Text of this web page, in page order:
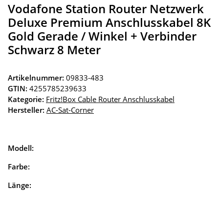
Vodafone Station Router Netzwerk
Deluxe Premium Anschlusskabel 8K
Gold Gerade / Winkel + Verbinder
Schwarz 8 Meter
Artikelnummer: 09833-483
GTIN: 4255785239633
Kategorie: Fritz!Box Cable Router Anschlusskabel
Hersteller: AC-Sat-Corner
Modell:
Farbe:
Länge: